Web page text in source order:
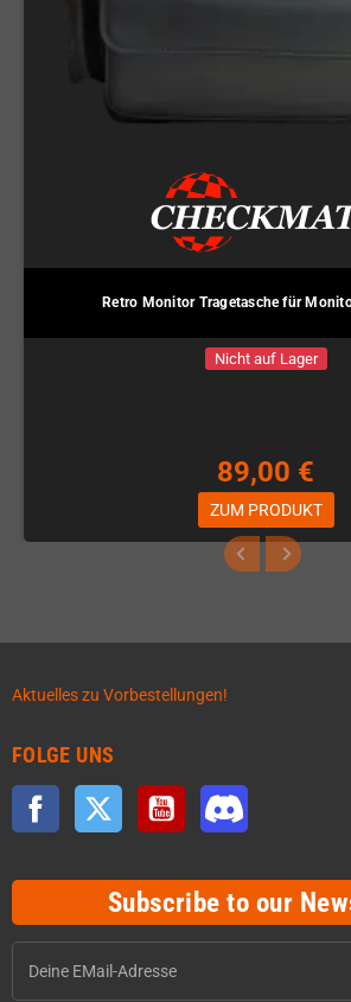
Retro Monitor Tragetasche für
Nicht auf Lager
89,00 €
ZUM PRODUKT
Aktuelles zu Vorbestellungen!
FOLGE UNS
Facebook Twitter YouTube
Subscribe to our